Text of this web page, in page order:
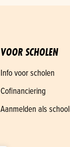
VOOR SCHOLEN
Info voor scholen
Cofinanciering
Aanmelden als school